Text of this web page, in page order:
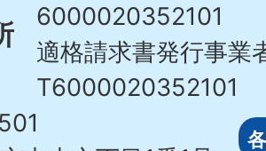
6000020352101
適格請求書発行事業
T6000020352101